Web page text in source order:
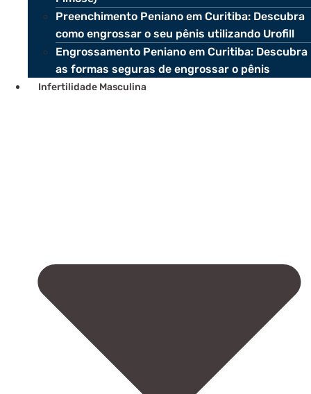
Preenchimento Peniano em Curitiba: Descubra
como engrossar o seu pênis utilizando Urofill
Engrossamento Peniano em Curitiba: Descubra
as formas seguras de engrossar o pênis
Infertilidade Masculina